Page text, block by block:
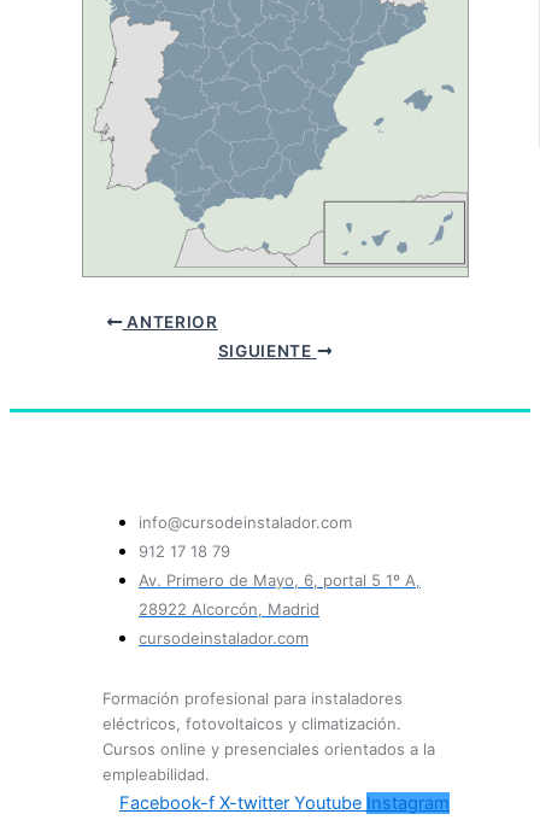
ANTERIOR
SIGUIENTE
info@cursodeinstalador.com
912 17 18 79
Av. Primero de Mayo, 6, portal 5 1º A,
28922 Alcorcón, Madrid
cursodeinstalador.com
Formación profesional para instaladores
eléctricos, fotovoltaicos y climatización.
Cursos online y presenciales orientados a la
empleabilidad.
Facebook-f X-twitter Youtube Instagram